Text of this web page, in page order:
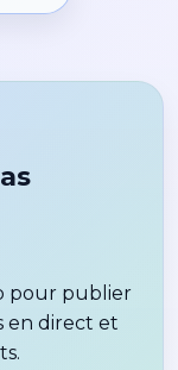
pour publier
en direct et